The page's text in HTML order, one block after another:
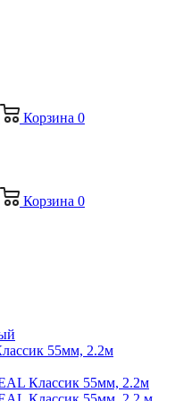
Корзина 0
Корзина 0
55мм, 2.2м
Классик 55мм, 2.2м